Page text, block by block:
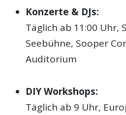
Konzerte & DJs:
Täglich ab 11:00 Uhr,
Seebühne, Sooper
Auditorium
DIY Workshops:
Täglich ab 9 Uhr,